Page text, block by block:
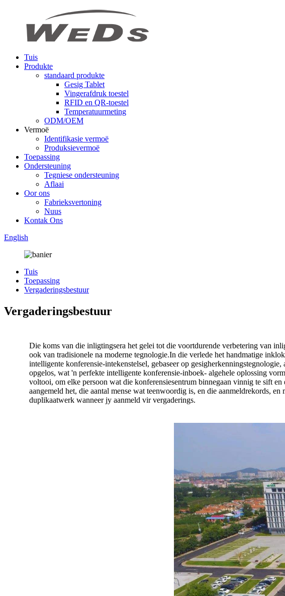
Tuis
Produkte
standaard produkte
Gesig Tablet
Vingerafdruk toestel
RFID en QR-toestel
Temperatuurmeting
ODM/OEM
Vermoë
Identifikasie vermoë
Produksievermoë
Toepassing
Ondersteuning
Tegniese ondersteuning
Aflaai
Oor ons
Fabrieksvertoning
Nuus
Kontak Ons
English
Tuis
Toepassing
Vergaderingsbestuur
Vergaderingsbestuur
Die koms van die inligtingsera het gelei tot die voortdurende verbetering van
ook van tradisionele na moderne tegnologie.In die verlede het handmatige
intelligente konferensie-intekenstelsel, gebaseer op
opgelos, wat 'n perfekte intelligente konferensie-inboek- algehele oplossing
voltooi, om elke persoon wat die konferensiesentrum binnegaan vinnig te sift
aangemeld het, die aantal mense wat teenwoordig is, en die aanmeldrekords,
duplikaatwerk wanneer jy aanmeld vir vergaderings.